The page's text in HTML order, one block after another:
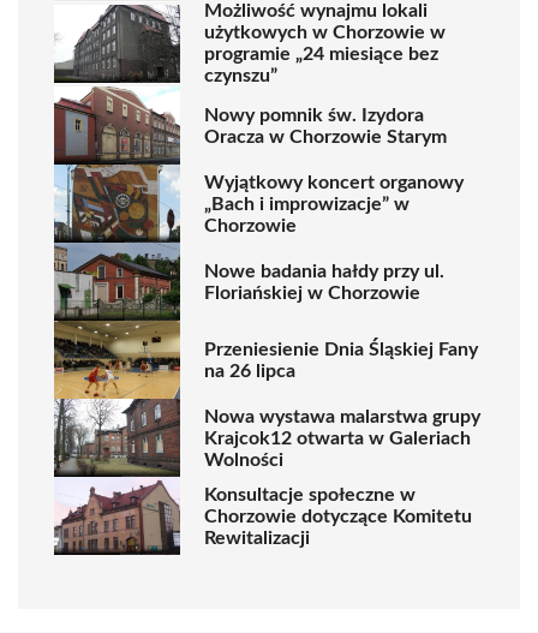
Możliwość wynajmu lokali
użytkowych w Chorzowie w
programie „24 miesiące bez
czynszu”
Nowy pomnik św. Izydora
Oracza w Chorzowie Starym
Wyjątkowy koncert organowy
„Bach i improwizacje” w
Chorzowie
Nowe badania hałdy przy ul.
Floriańskiej w Chorzowie
Przeniesienie Dnia Śląskiej Fany
na 26 lipca
Nowa wystawa malarstwa grupy
Krajcok12 otwarta w Galeriach
Wolności
Konsultacje społeczne w
Chorzowie dotyczące Komitetu
Rewitalizacji